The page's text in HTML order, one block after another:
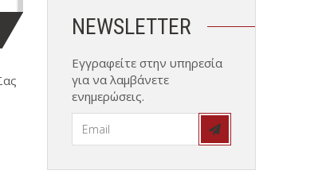
NEWSLETTER
Εγγραφείτε στην υπηρεσία
για να λαμβάνετε
ενημερώσεις.